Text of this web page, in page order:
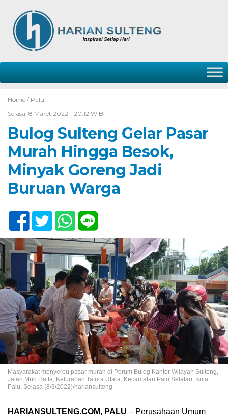
Home / Palu
Selasa, 8 Maret 2022 - 20:12 WIB
Bulog Sulteng Gelar Pasar
Murah Hingga Besok,
Minyak Goreng Jadi
Buruan Warga
Masyarakat menyerbu pasar murah di Perum Bulog Kantor Wilayah Sulteng,
Jalan Moh Hatta, Kelurahan Tatura Utara, Kecamatan Palu Selatan, Kota
Palu, Selasa (8/3/2022)/hariansulteng
HARIANSULTENG.COM, PALU – Perusahaan Umum